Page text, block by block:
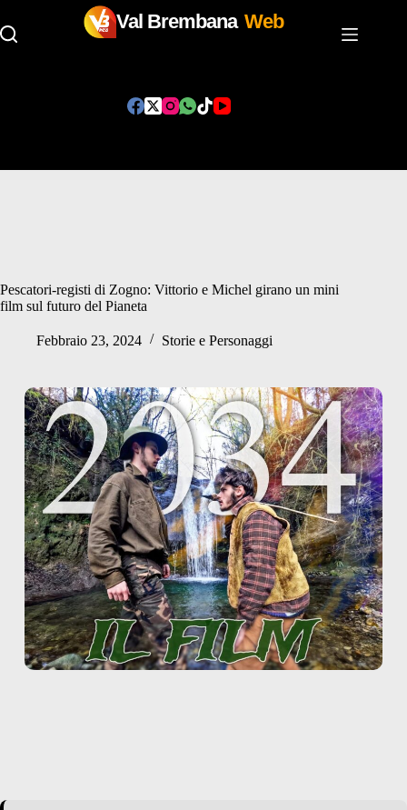
Val Brembana Web
Pescatori-registi di Zogno: Vittorio e Michel girano un mini
film sul futuro del Pianeta
Febbraio 23, 2024 Storie e Personaggi